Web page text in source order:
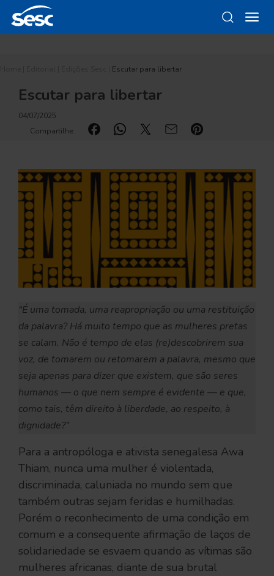
Escutar para libertar
Escutar para libertar
04/07/2025
Compartilhe:
“É uma tomada, uma reapropriação ou uma restituição
da palavra? Há muito tempo que as mulheres pretas
se calam. Não é tempo de elas (re)descobrirem sua
voz, de tomarem ou retomarem a palavra, mesmo que
seja apenas para dizer que existem, que são seres
humanos — o que nem sempre é evidente — e que,
como tais, têm direito à liberdade, ao respeito, à
dignidade?”
Para a antropóloga e ativista senegalesa Awa
Thiam, nunca uma mulher é violentada,
discriminada, caluniada no mundo sem que
também outras sejam feridas e humilhadas.
Porém o reconhecimento de uma condição em
comum e a consequente afirmação de laços de
solidariedade se esvaem quando as vítimas são
mulheres africanas, diante de sua brutal